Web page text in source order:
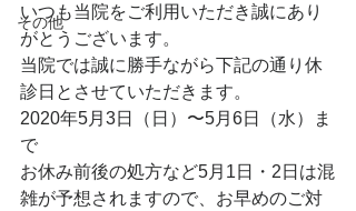
その他
いつも当院をご利用いただき誠にあり
がとうございます。
当院では誠に勝手ながら下記の通り休
診日とさせていただきます。
2020年5月3日（日）〜5月6日（水）ま
で
お休み前後の処方など5月1日・2日は混
雑が予想されますので、お早めのご対